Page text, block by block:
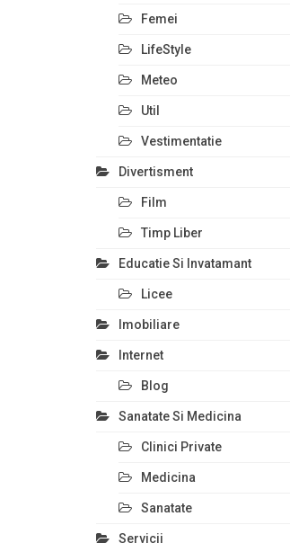
Femei
LifeStyle
Meteo
Util
Vestimentatie
Divertisment
Film
Timp Liber
Educatie Si Invatamant
Licee
Imobiliare
Internet
Blog
Sanatate Si Medicina
Clinici Private
Medicina
Sanatate
Servicii